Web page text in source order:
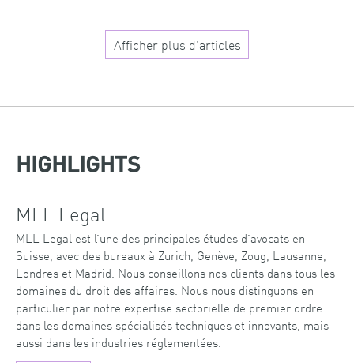
Afficher plus d’articles
HIGHLIGHTS
MLL Legal
MLL Legal est l’une des principales études d’avocats en
Suisse, avec des bureaux à Zurich, Genève, Zoug, Lausanne,
Londres et Madrid. Nous conseillons nos clients dans tous les
domaines du droit des affaires. Nous nous distinguons en
particulier par notre expertise sectorielle de premier ordre
dans les domaines spécialisés techniques et innovants, mais
aussi dans les industries réglementées.